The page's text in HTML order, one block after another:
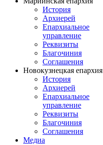
История
Архиерей
Епархиальное
управление
Реквизиты
Благочиния
Соглашения
Новокузнецкая епархия
История
Архиерей
Епархиальное
управление
Реквизиты
Благочиния
Соглашения
Медиа